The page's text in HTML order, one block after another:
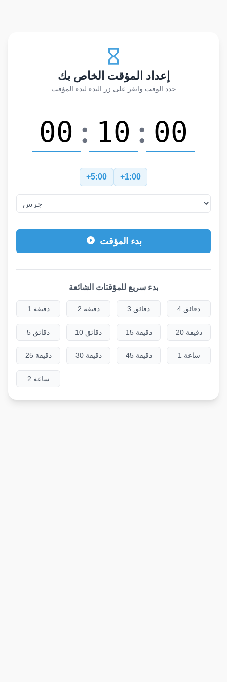
إعداد المؤقت الخاص بك
حدد الوقت وانقر على زر البدء لبدء المؤقت
: :
+5:00 +1:00
بدء المؤقت
بدء سريع للمؤقتات الشائعة
1 دقيقة 2 دقيقة 3 دقائق 4 دقائق
5 دقائق 10 دقائق 15 دقيقة 20 دقيقة
25 دقيقة 30 دقيقة 45 دقيقة 1 ساعة
2 ساعة